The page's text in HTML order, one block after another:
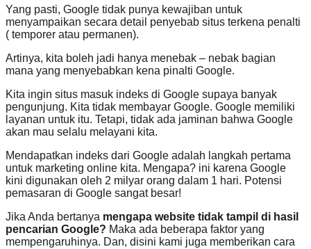
Yang pasti, Google tidak punya kewajiban untuk
menyampaikan secara detail penyebab situs terkena penalti
( temporer atau permanen).
Artinya, kita boleh jadi hanya menebak – nebak bagian
mana yang menyebabkan kena pinalti Google.
Kita ingin situs masuk indeks di Google supaya banyak
pengunjung. Kita tidak membayar Google. Google memiliki
layanan untuk itu. Tetapi, tidak ada jaminan bahwa Google
akan mau selalu melayani kita.
Mendapatkan indeks dari Google adalah langkah pertama
untuk marketing online kita. Mengapa? ini karena Google
kini digunakan oleh 2 milyar orang dalam 1 hari. Potensi
pemasaran di Google sangat besar!
Jika Anda bertanya mengapa website tidak tampil di hasil
pencarian Google? Maka ada beberapa faktor yang
mempengaruhinya. Dan, disini kami juga memberikan cara